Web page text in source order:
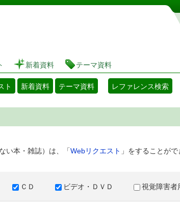
立図書館 蔵書検索・予約システム
新着資料 テーマ資料
ト 新着資料 テーマ資料 レファレンス検索
い本・雑誌）は、「Webリクエスト 」をすることがで
ＣＤ ビデオ・ＤＶＤ 視覚障害